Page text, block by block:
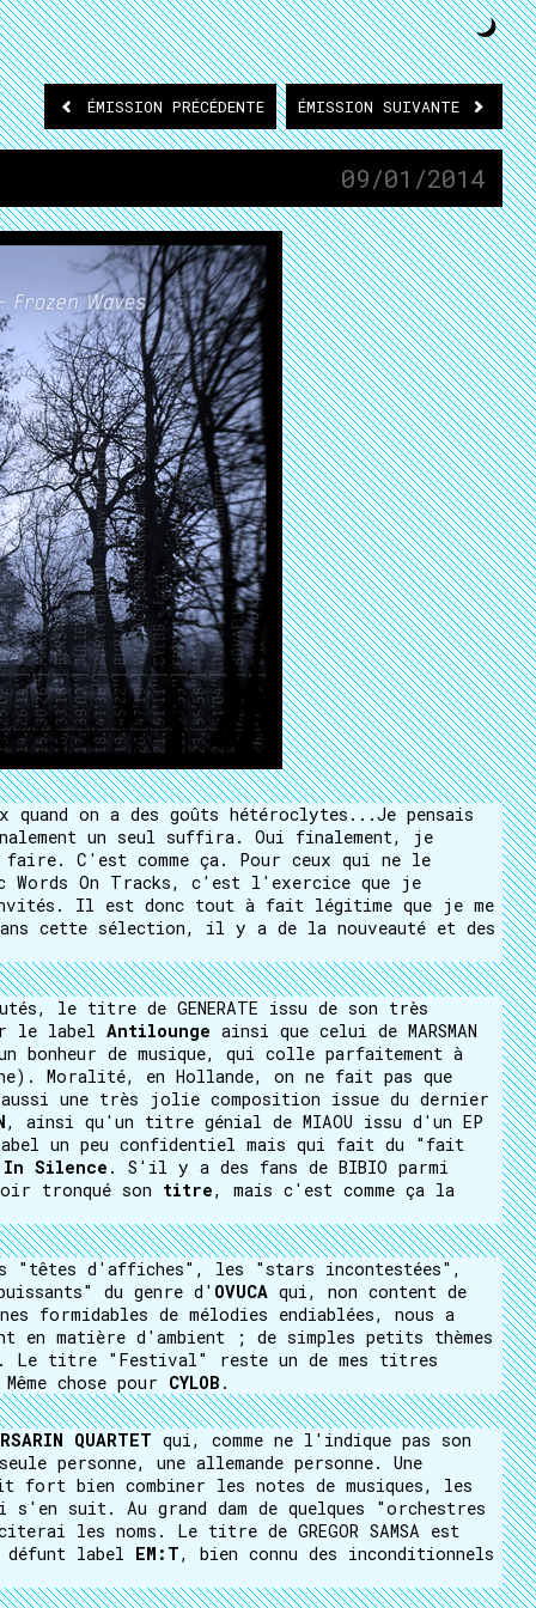
ÉMISSION PRÉCÉDENTE ÉMISSION SUIVANTE
09/01/2014
quand on a des goûts hétéroclytes...Je pensais
un seul suffira. Oui finalement, je
C'est comme ça. Pour ceux qui ne le
Words On Tracks, c'est l'exercice que je
invités. Il est donc tout à fait légitime que je me
cette sélection, il y a de la nouveauté et des
le titre de GENERATE issu de son très
le label Antilounge ainsi que celui de MARSMAN
bonheur de musique, qui colle parfaitement à
Moralité, en Hollande, on ne fait pas que
une très jolie composition issue du dernier
, ainsi qu'un titre génial de MIAOU issu d'un EP
un peu confidentiel mais qui fait du "fait
In Silence . S'il y a des fans de BIBIO parmi
tronqué son titre, mais c'est comme ça la
d'affiches", les "stars incontestées",
du genre d' OVUCA qui, non content de
formidables de mélodies endiablées, nous a
en matière d'ambient ; de simples petits thèmes
Le titre "Festival" reste un de mes titres
chose pour CYLOB .
QUARTET qui, comme ne l'indique pas son
personne, une allemande personne. Une
fort bien combiner les notes de musiques, les
s'en suit. Au grand dam de quelques "orchestres
les noms. Le titre de GREGOR SAMSA est
label EM:T, bien connu des inconditionnels